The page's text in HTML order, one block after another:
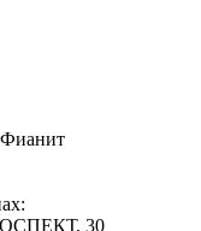
30